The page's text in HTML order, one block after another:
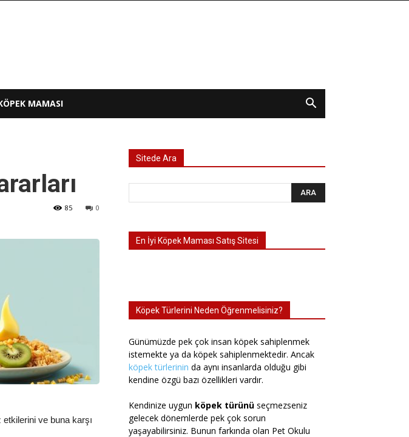
MAMASI
0
85
ve buna karşı
Sitede Ara
En İyi Köpek Maması Satış Sitesi
Köpek Türlerini Neden Öğrenmelisiniz?
Günümüzde pek çok insan köpek sahiplenmek
istemekte ya da köpek sahiplenmektedir. Ancak
köpek türlerinin da aynı insanlarda olduğu gibi
kendine özgü bazı özellikleri vardır.
Kendinize uygun köpek türünü seçmezseniz
gelecek dönemlerde pek çok sorun
yaşayabilirsiniz. Bunun farkında olan Pet Okulu